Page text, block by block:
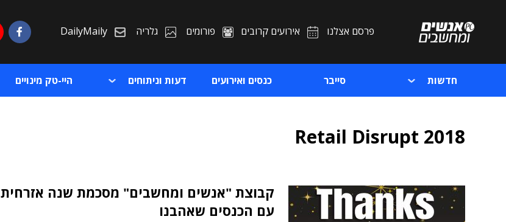
פרסם אצלנו אירועים קרובים פורומים גלריה DailyMaily
חדשות סייבר כנסים ואירועים דעות וניתוחים היי-טק מינויים
Retail Disrupt 2018
קבוצת "אנשים ומחשבים" מסכמת שנה אזרחית
עם הכנסים שאהבנו